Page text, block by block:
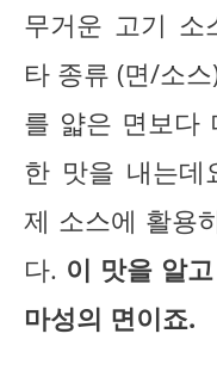
무거운 고기 소
타 종류 (면/소
를 얇은 면보다
한 맛을 내는데
제 소스에 활용
다. 이 맛을 알
마성의 면이죠.